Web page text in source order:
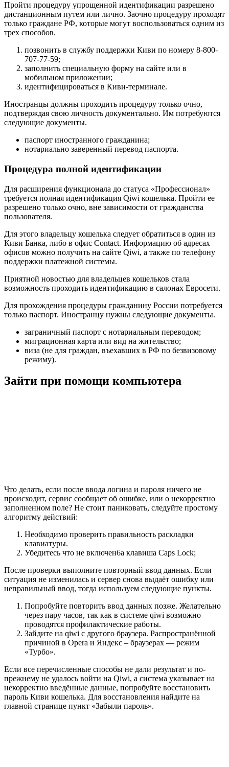
Пройти процедуру упрощенной идентификации разрешено
дистанционным путем или лично. Заочно процедуру проходят
только граждане РФ, которые могут воспользоваться одним из
трех способов.
позвонить в службу поддержки Киви по номеру 8-800-
707-77-59;
заполнить специальную форму на сайте или в
мобильном приложении;
идентифицироваться в Киви-терминале.
Иностранцы должны проходить процедуру только очно,
подтверждая свою личность документально. Им потребуются
следующие документы.
паспорт иностранного гражданина;
нотариально заверенный перевод паспорта.
Процедура полной идентификации
Для расширения функционала до статуса «Профессионал»
требуется полная идентификация Qiwi кошелька. Пройти ее
разрешено только очно, вне зависимости от гражданства
пользователя.
Для этого владельцу кошелька следует обратиться в один из
Киви Банка, либо в офис Contact. Информацию об адресах
офисов можно получить на сайте Qiwi, а также по телефону
поддержки платежной системы.
Приятной новостью для владельцев кошельков стала
возможность проходить идентификацию в салонах Евросети.
Для прохождения процедуры гражданину России потребуется
только паспорт. Иностранцу нужны следующие документы.
заграничный паспорт с нотариальным переводом;
миграционная карта или вид на жительство;
виза (не для граждан, въехавших в РФ по безвизовому
режиму).
Зайти при помощи компьютера
Что делать, если после ввода логина и пароля ничего не
происходит, сервис сообщает об ошибке, или о некорректно
заполненном поле? Не стоит паниковать, следуйте простому
алгоритму действий:
Необходимо проверить правильность раскладки
клавиатуры.
Убедитесь что не включен6а клавиша Caps Lock;
После проверки выполните повторный ввод данных. Если
ситуация не изменилась и сервер снова выдаёт ошибку или
неправильный ввод, тогда используем следующие пункты.
Попробуйте повторить ввод данных позже. Желательно
через пару часов, так как в системе qiwi возможно
проводятся профилактические работы.
Зайдите на qiwi с другого браузера. Распространённой
причиной в Opera и Яндекс – браузерах — режим
«Турбо».
Если все перечисленные способы не дали результат и по-
прежнему не удалось войти на Qiwi, а система указывает на
некорректно введённые данные, попробуйте восстановить
пароль Киви кошелька. Для восстановления найдите на
главной странице пункт «Забыли пароль».